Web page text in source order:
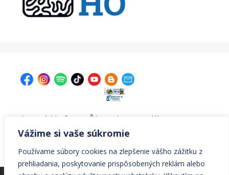
Vážime si vaše súkromie
Používame súbory cookies na zlepšenie vášho zážitku z
prehliadania, poskytovanie prispôsobených reklám alebo
| Krajská knižnica v Žiline, Ul. A. Bernoláka 47, 011 77
Žilina |kniznica@krajskakniznicazilina.sk